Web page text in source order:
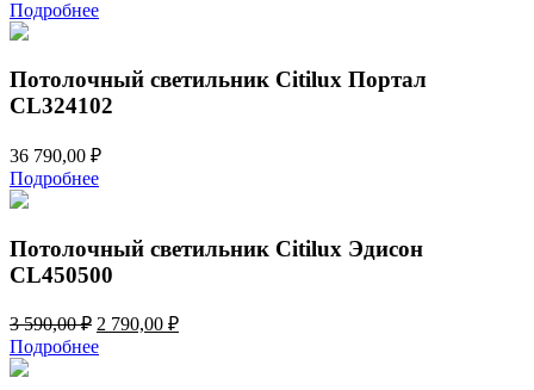
Подробнее
Потолочный светильник Citilux Портал
CL324102
36 790,00 ₽
Подробнее
Потолочный светильник Citilux Эдисон
CL450500
3 590,00₽ Первоначальная
цена
составляла
2 790,00 ₽Текущая
Подробнее